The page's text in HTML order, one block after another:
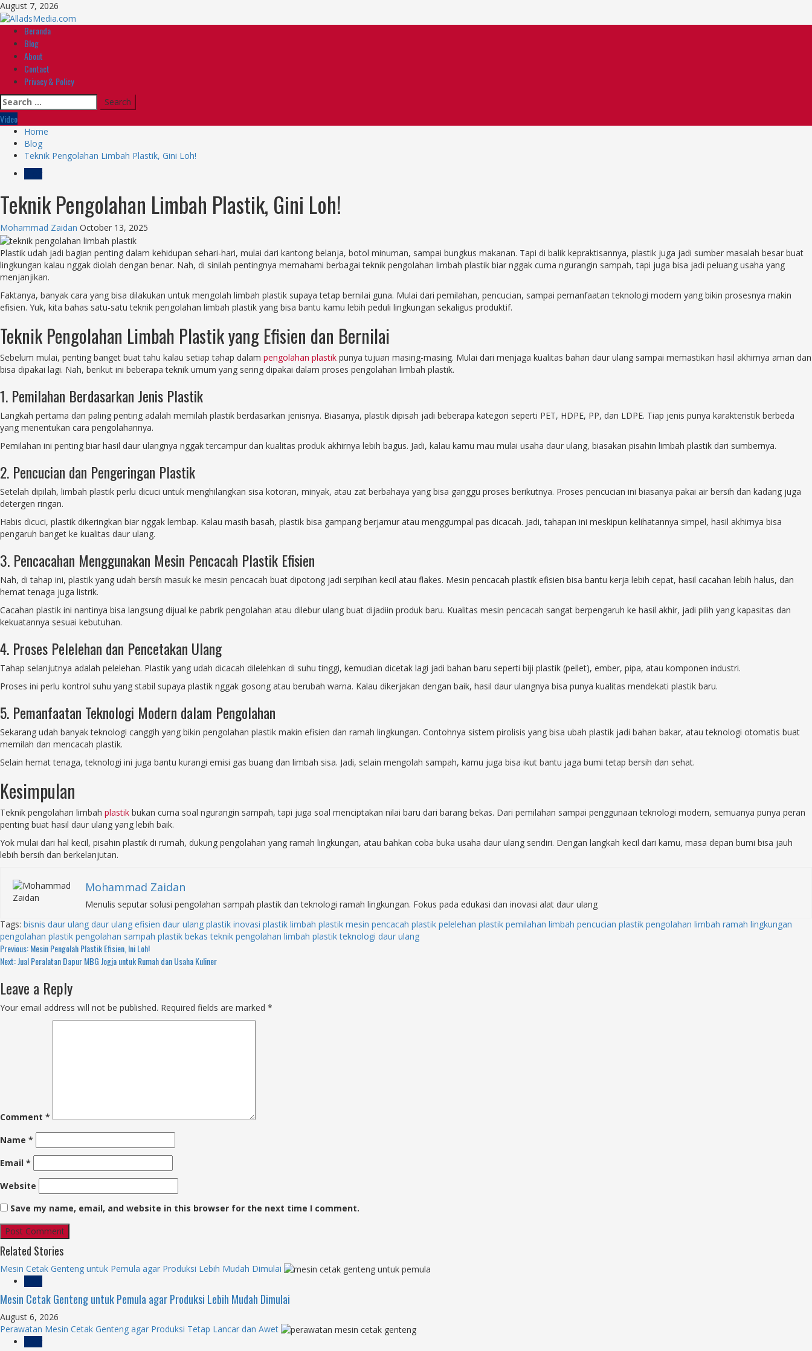
Skip
to
content
August 7, 2026
Primary
Menu
Beranda
Blog
About
Contact
Privacy & Policy
Search
for:
Video
Home
Blog
Teknik Pengolahan Limbah Plastik, Gini Loh!
Teknik Pengolahan Limbah Plastik, Gini Loh!
Mohammad Zaidan October 13, 2025
Plastik udah jadi bagian penting dalam kehidupan sehari-hari, mulai dari kantong belanja, botol minuman, sampai bungkus makanan. Tapi di balik kepraktisannya, plastik juga jadi sumber masalah besar buat
lingkungan kalau nggak diolah dengan benar. Nah, di sinilah pentingnya memahami berbagai teknik pengolahan limbah plastik biar nggak cuma ngurangin sampah, tapi juga bisa jadi peluang usaha yang
menjanjikan.
Faktanya, banyak cara yang bisa dilakukan untuk mengolah limbah plastik supaya tetap bernilai guna. Mulai dari pemilahan, pencucian, sampai pemanfaatan teknologi modern yang bikin prosesnya makin
efisien. Yuk, kita bahas satu-satu teknik pengolahan limbah plastik yang bisa bantu kamu lebih peduli lingkungan sekaligus produktif.
Teknik Pengolahan Limbah Plastik yang Efisien dan Bernilai
Sebelum mulai, penting banget buat tahu kalau setiap tahap dalam pengolahan plastik punya tujuan masing-masing. Mulai dari menjaga kualitas bahan daur ulang sampai memastikan hasil akhirnya aman dan
bisa dipakai lagi. Nah, berikut ini beberapa teknik umum yang sering dipakai dalam proses pengolahan limbah plastik.
1. Pemilahan Berdasarkan Jenis Plastik
Langkah pertama dan paling penting adalah memilah plastik berdasarkan jenisnya. Biasanya, plastik dipisah jadi beberapa kategori seperti PET, HDPE, PP, dan LDPE. Tiap jenis punya karakteristik berbeda
yang menentukan cara pengolahannya.
Pemilahan ini penting biar hasil daur ulangnya nggak tercampur dan kualitas produk akhirnya lebih bagus. Jadi, kalau kamu mau mulai usaha daur ulang, biasakan pisahin limbah plastik dari sumbernya.
2. Pencucian dan Pengeringan Plastik
Setelah dipilah, limbah plastik perlu dicuci untuk menghilangkan sisa kotoran, minyak, atau zat berbahaya yang bisa ganggu proses berikutnya. Proses pencucian ini biasanya pakai air bersih dan kadang juga
detergen ringan.
Habis dicuci, plastik dikeringkan biar nggak lembap. Kalau masih basah, plastik bisa gampang berjamur atau menggumpal pas dicacah. Jadi, tahapan ini meskipun kelihatannya simpel, hasil akhirnya bisa
pengaruh banget ke kualitas daur ulang.
3. Pencacahan Menggunakan Mesin Pencacah Plastik Efisien
Nah, di tahap ini, plastik yang udah bersih masuk ke mesin pencacah buat dipotong jadi serpihan kecil atau flakes. Mesin pencacah plastik efisien bisa bantu kerja lebih cepat, hasil cacahan lebih halus, dan
hemat tenaga juga listrik.
Cacahan plastik ini nantinya bisa langsung dijual ke pabrik pengolahan atau dilebur ulang buat dijadiin produk baru. Kualitas mesin pencacah sangat berpengaruh ke hasil akhir, jadi pilih yang kapasitas dan
kekuatannya sesuai kebutuhan.
4. Proses Pelelehan dan Pencetakan Ulang
Tahap selanjutnya adalah pelelehan. Plastik yang udah dicacah dilelehkan di suhu tinggi, kemudian dicetak lagi jadi bahan baru seperti biji plastik (pellet), ember, pipa, atau komponen industri.
Proses ini perlu kontrol suhu yang stabil supaya plastik nggak gosong atau berubah warna. Kalau dikerjakan dengan baik, hasil daur ulangnya bisa punya kualitas mendekati plastik baru.
5. Pemanfaatan Teknologi Modern dalam Pengolahan
Sekarang udah banyak teknologi canggih yang bikin pengolahan plastik makin efisien dan ramah lingkungan. Contohnya sistem pirolisis yang bisa ubah plastik jadi bahan bakar, atau teknologi otomatis buat
memilah dan mencacah plastik.
Selain hemat tenaga, teknologi ini juga bantu kurangi emisi gas buang dan limbah sisa. Jadi, selain mengolah sampah, kamu juga bisa ikut bantu jaga bumi tetap bersih dan sehat.
Kesimpulan
Teknik pengolahan limbah plastik bukan cuma soal ngurangin sampah, tapi juga soal menciptakan nilai baru dari barang bekas. Dari pemilahan sampai penggunaan teknologi modern, semuanya punya peran
penting buat hasil daur ulang yang lebih baik.
Yok mulai dari hal kecil, pisahin plastik di rumah, dukung pengolahan yang ramah lingkungan, atau bahkan coba buka usaha daur ulang sendiri. Dengan langkah kecil dari kamu, masa depan bumi bisa jauh
lebih bersih dan berkelanjutan.
Mohammad Zaidan
Menulis seputar solusi pengolahan sampah plastik dan teknologi ramah lingkungan. Fokus pada edukasi dan inovasi alat daur ulang
Tags: bisnis daur ulang daur ulang efisien daur ulang plastik inovasi plastik limbah plastik mesin pencacah plastik pelelehan plastik pemilahan limbah pencucian plastik pengolahan limbah ramah lingkungan
pengolahan plastik pengolahan sampah plastik bekas teknik pengolahan limbah plastik teknologi daur ulang
Continue
Reading
Previous:Mesin Pengolah Plastik Efisien, Ini Loh!
Next:Jual Peralatan Dapur MBG Jogja untuk Rumah dan Usaha Kuliner
Leave a Reply
Your email address will not be published. Required fields are marked *
Comment *
Name *
Email *
Website
Save my name, email, and website in this browser for the next time I comment.
Related Stories
Mesin Cetak Genteng untuk Pemula agar Produksi Lebih Mudah Dimulai
Mesin Cetak Genteng untuk Pemula agar Produksi Lebih Mudah Dimulai
August 6, 2026
Perawatan Mesin Cetak Genteng agar Produksi Tetap Lancar dan Awet